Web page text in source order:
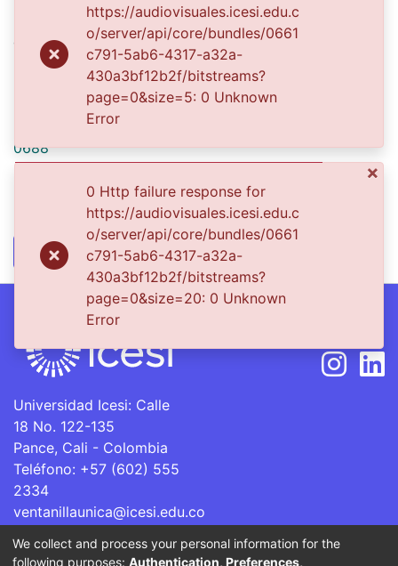
Usma Velásquez, H. J. (2005). Interior de aula de
colegio infantil. Santiago de Cali: Biblioteca
Departamental Jorge Garces Borrero.
https://audiovisuales.icesi.edu.co/handle/123456789/5
0688
Collections
FCCV - Colegios - Patrimonial
Full item page
Universidad Icesi: Calle
18 No. 122-135
Pance, Cali - Colombia
Teléfono: +57 (602) 555
2334
ventanillaunica@icesi.edu.co
La Universidad Icesi es una Institución de Educación
https://audiovisuales.icesi.edu.c
o/server/api/core/bundles/0661
c791-5ab6-4317-a32a-
430a3bf12b2f/bitstreams?
page=0&size=5: 0 Unknown
Error
×
0 Http failure response for
https://audiovisuales.icesi.edu.c
o/server/api/core/bundles/0661
c791-5ab6-4317-a32a-
430a3bf12b2f/bitstreams?
page=0&size=20: 0 Unknown
Error
We collect and process your personal information for the
following purposes: Authentication, Preferences,